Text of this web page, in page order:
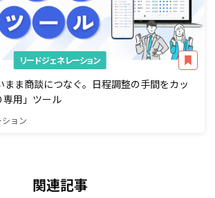
リードジェネレーション
まま商談につなぐ。日程調整の手間をカッ
専用」ツール
ョン
関連記事